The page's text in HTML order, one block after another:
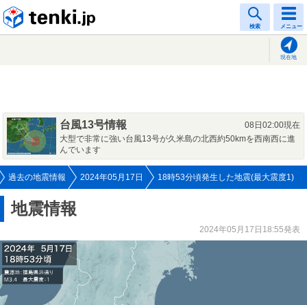
検索 メニュー
現在地
台風13号情報
08日02:00現在
大型で非常に強い台風13号が久米島の北西約50kmを西南西に進
んでいます
過去の地震情報 2024年05月17日 18時53分頃発生した地震(最大震度1)
地震情報
2024年05月17日18:55発表